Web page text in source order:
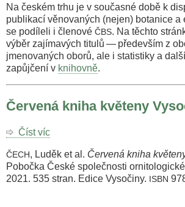
Na českém trhu je v současné době k
publikací věnovaných (nejen) botanice a
se podíleli i členové ČBS. Na těchto
výběr zajímavých titulů — především z
jmenovaných oborů, ale i statistiky a
zapůjčení v knihovně.
Červená kniha květeny
Číst víc
kniha
květeny
Vysočiny
ČECH, Luděk et al. Červená kniha
Pobočka České společnosti
2021. 535 stran. Edice Vysočiny. ISBN